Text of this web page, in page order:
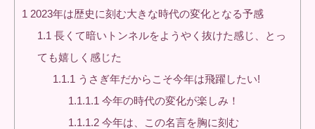
1 2023年は歴史に刻む大きな時代の変化となる予感
1.1 長くて暗いトンネルをようやく抜けた感じ、とっ
ても嬉しく感じた
1.1.1 うさぎ年だからこそ今年は飛躍したい!
1.1.1.1 今年の時代の変化が楽しみ！
1.1.1.2 今年は、この名言を胸に刻む